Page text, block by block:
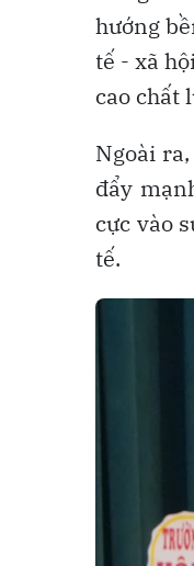
hướng
tế - xã
cao chất
Ngoài
đẩy
cực vào
tế.